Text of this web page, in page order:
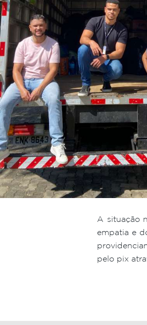
A situação
empatia e
pelo pix